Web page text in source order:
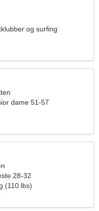
og surfing
dame 51-57
28-32
(110 lbs)